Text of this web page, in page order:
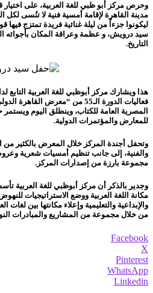
وحرص مركز أبو ظبي للغة العربية، على
مدينة القاهرة لإقامة أمسية فنية لا تنُسى
ليكونوا جزءاً من ليلة غنائية فريدة تمتزج
سيد درويش، و عظمة وعراقة المكان بأجوائه
التاريخ.
هذا ويشارك مركز أبوظبي للغة العربية التابع
للمعارض والمؤتمرات الدولية.
وتحفل أجندة المركز خلال المعرض بالكثير من
والفنية، إلى جانب تنظيم أمسيات شعرية
مجموعة بارزة من إصدارات المركز.
مكانة اللغة العربية ووضع الاستراتيجيات
والإبداعية والتعليمية وإعلاء مكانتها بين لغات
من خلال مجموعة من المشاريع والمبادرات
Facebook
X
Pinterest
WhatsApp
Linkedin